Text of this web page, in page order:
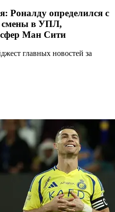
Роналду определился с
смены в УПЛ,
Ман Сити
главных новостей за